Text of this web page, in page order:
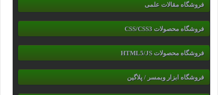
فروشگاه مقالات علمی
فروشگاه محصولات CSS/CSS3
فروشگاه محصولات HTML5/JS
فروشگاه ابزار وبمسر / پلاگین